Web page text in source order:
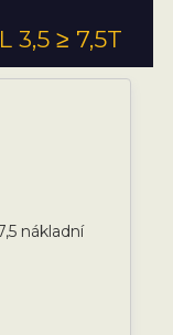
3,5 ≥ 7,5T
nákladní